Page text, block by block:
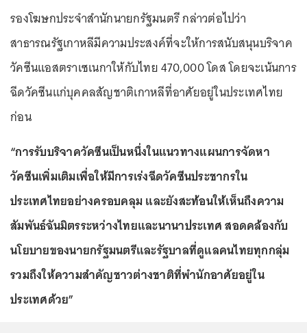
รองโฆษกประจำสำนักนายกรัฐมนตรี กล่าวต่อไปว่า
สาธารณรัฐเกาหลีมีความประสงค์ที่จะให้การสนับสนุนบริจาค
วัคซีนแอสตราเซเนกาให้กับไทย 470,000 โดส โดยจะเน้นการ
ฉีดวัคซีนแก่บุคคลสัญชาติเกาหลีที่อาศัยอยู่ในประเทศไทย
ก่อน
“การรับบริจาควัคซีนเป็นหนึ่งในแนวทางแผนการจัดหา
วัคซีนเพิ่มเติมเพื่อให้มีการเร่งฉีดวัคซีนประชากรใน
ประเทศไทยอย่างครอบคลุม และยังสะท้อนให้เห็นถึงความ
สัมพันธ์ฉันมิตรระหว่างไทยและนานาประเทศ สอดคล้องกับ
นโยบายของนายกรัฐมนตรีและรัฐบาลที่ดูแลคนไทยทุกกลุ่ม
รวมถึงให้ความสำคัญชาวต่างชาติที่พำนักอาศัยอยู่ใน
ประเทศด้วย”